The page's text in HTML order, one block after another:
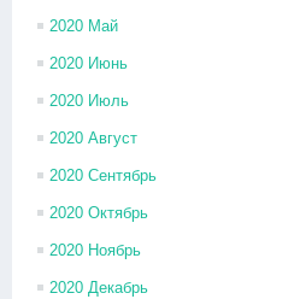
2020 Май
2020 Июнь
2020 Июль
2020 Август
2020 Сентябрь
2020 Октябрь
2020 Ноябрь
2020 Декабрь